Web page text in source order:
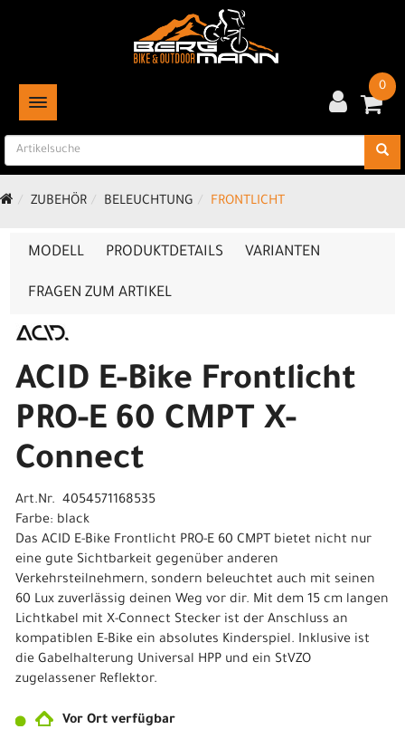
TOGGLE NAVIGATION
0
ZUBEHÖR BELEUCHTUNG FRONTLICHT
MODELL PRODUKTDETAILS VARIANTEN
FRAGEN ZUM ARTIKEL
ACID E-Bike Frontlicht
PRO-E 60 CMPT X-
Connect
Art.Nr. 4054571168535
Farbe: black
Das ACID E-Bike Frontlicht PRO-E 60 CMPT bietet nicht nur
eine gute Sichtbarkeit gegenüber anderen
Verkehrsteilnehmern, sondern beleuchtet auch mit seinen
60 Lux zuverlässig deinen Weg vor dir. Mit dem 15 cm langen
Lichtkabel mit X-Connect Stecker ist der Anschluss an
kompatiblen E-Bike ein absolutes Kinderspiel. Inklusive ist
die Gabelhalterung Universal HPP und ein StVZO
zugelassener Reflektor.
Vor Ort verfügbar